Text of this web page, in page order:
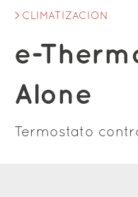
CLIMATIZACION
e-
Alone
Termostato